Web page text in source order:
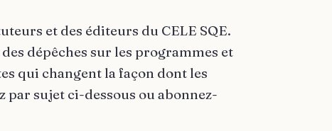
et des éditeurs du CELE SQE.
dépêches sur les programmes et
qui changent la façon dont les
sujet ci-dessous ou abonnez-